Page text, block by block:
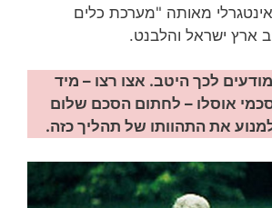
מאותה "מערכת כלים
ארץ ישראל והלבנט.
לכך היטב. אצו רצו – מיד
אוסלו – לחתום הסכם שלום
את התהוותו של תהליך כזה.